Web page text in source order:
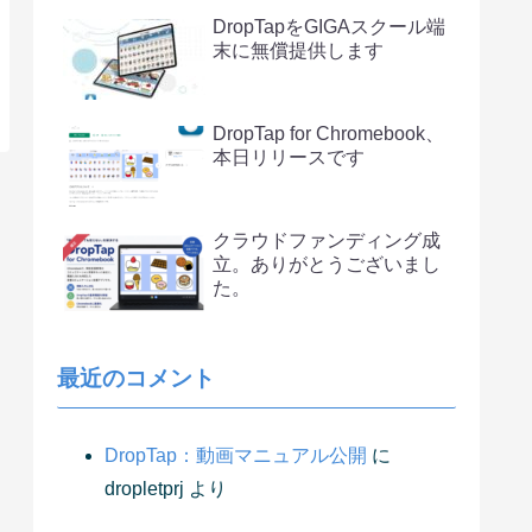
DropTapをGIGAスクール端
末に無償提供します
DropTap for Chromebook、
本日リリースです
クラウドファンディング成
立。ありがとうございまし
た。
最近のコメント
DropTap：動画マニュアル公開 に
dropletprj より